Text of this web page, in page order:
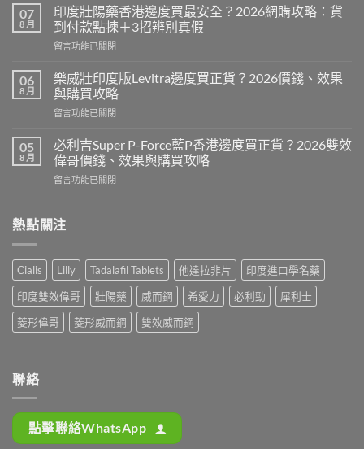
度
威
而
鋼
犀
利
士
邊
好？
2026
果、
持
完
整
對
比〉
中
07
8 月
印度壯陽藥香港邊度買最安全？2026網購攻略：貨
到付款點揀＋3招辨別真假
在
度
壯
陽
藥
港
邊
度
買
全？
購
攻
略：
貨
到
付
辨
別
留言功能已關閉
06
8 月
樂威壯印度版Levitra邊度買正貨？2026價錢、效果
與購買攻略
在
威
壯
印
度
邊
正
貨？
2026
價
錢、
效
中
留言功能已關閉
05
8 月
必利吉Super P-Force藍P香港邊度買正貨？2026雙效
偉哥價錢、效果與購買攻略
在
吉
Super
Force
藍
P
香
港
邊
雙
效
留言功能已關閉
熱點關注
Cialis Lilly Tadalafil Tablets 他達拉非片
印度進口學名藥
印度雙效偉哥
壯陽藥 威而鋼 希愛力 必利勁
犀利士
菱形偉哥
菱形威而鋼 雙效威而鋼
聯絡
點擊聯絡WhatsApp